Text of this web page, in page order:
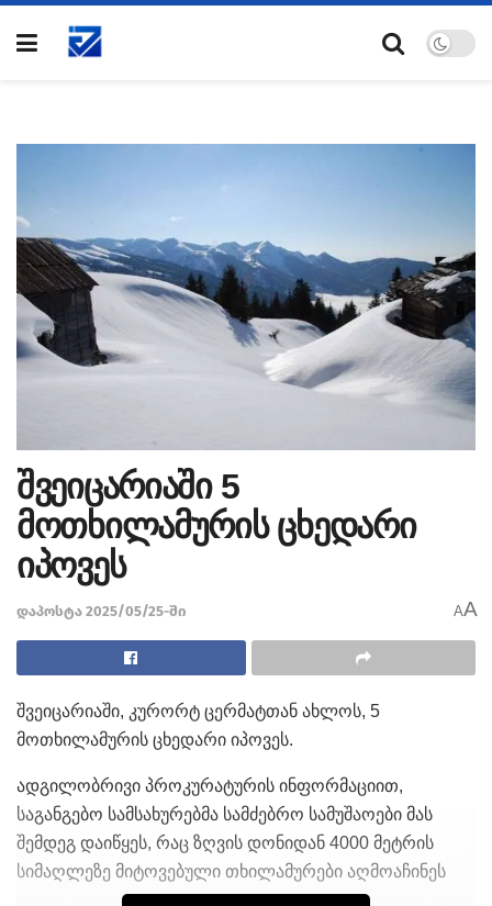
შვეიცარიაში 5
მოთხილამურის ცხედარი
იპოვეს
დაპოსტა 2025/05/25-ში AA
შვეიცარიაში, კურორტ ცერმატთან ახლოს, 5
მოთხილამურის ცხედარი იპოვეს.
ადგილობრივი პროკურატურის ინფორმაციით,
საგანგებო სამსახურებმა სამძებრო სამუშაოები მას
შემდეგ დაიწყეს, რაც ზღვის დონიდან 4000 მეტრის
სიმაღლეზე მიტოვებული თხილამურები აღმოაჩინეს